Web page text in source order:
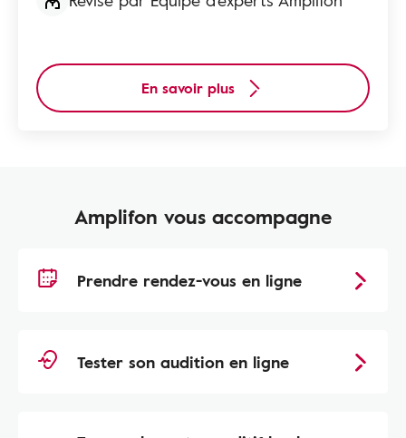
En savoir plus
Amplifon vous accompagne
Prendre rendez-vous en ligne
Tester son audition en ligne